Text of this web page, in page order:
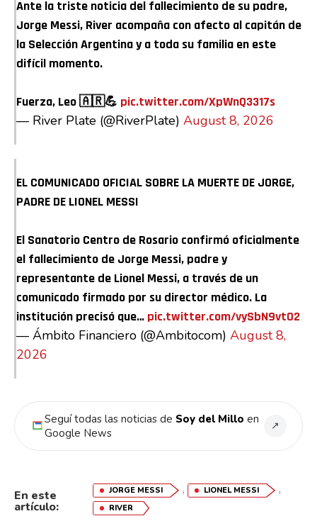
Ante la triste noticia del fallecimiento de su padre,
Jorge Messi, River acompaña con afecto al capitán de
la Selección Argentina y a toda su familia en este
difícil momento.
Fuerza, Leo 🇦🇷💪 pic.twitter.com/XpWnQ3317s
— River Plate (@RiverPlate) August 8, 2026
EL COMUNICADO OFICIAL SOBRE LA MUERTE DE JORGE,
PADRE DE LIONEL MESSI
El Sanatorio Centro de Rosario confirmó oficialmente
el fallecimiento de Jorge Messi, padre y
representante de Lionel Messi, a través de un
comunicado firmado por su director médico. La
institución precisó que… pic.twitter.com/vySbN9vtO2
— Ámbito Financiero (@Ambitocom) August 8,
2026
Seguí todas las noticias de Soy del Millo en
Google News
↗
En este
artículo:
JORGE MESSI , LIONEL MESSI ,
RIVER
Flipboard